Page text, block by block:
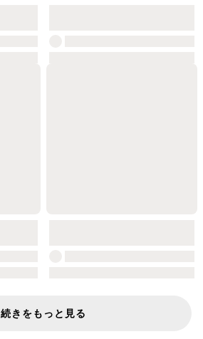
続きをもっと見る